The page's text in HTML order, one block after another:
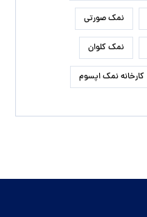
نمک صورتی
نمک کلوان
کارخانه نمک اپسوم